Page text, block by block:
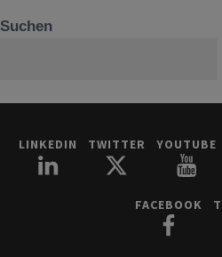
Suchen
LINKEDIN TWITTER YOUTUBE
FACEBOOK